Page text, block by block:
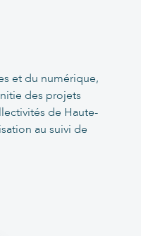
et du numérique,
des projets
de Haute-
au suivi de